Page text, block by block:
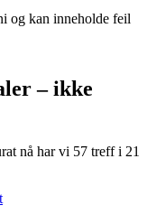
og kan inneholde feil
– ikke
nå har vi 57 treff i 21